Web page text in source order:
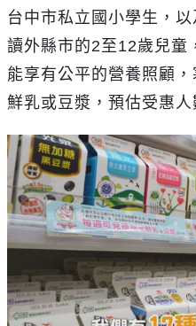
台中市私立國小學生，
讀外縣市的2至12歲兒童
能享有公平的營養照顧
鮮乳或豆漿，預估受惠